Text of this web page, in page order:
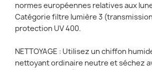
normes européennes relatives aux
Catégorie filtre lumière 3
protection UV 400.
NETTOYAGE : Utilisez un chiffon
nettoyant ordinaire neutre et séchez